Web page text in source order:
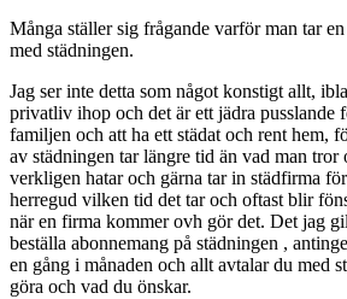
Många ställer sig frågande varför man tar
med städningen.
Jag ser inte detta som något konstigt allt,
privatliv ihop och det är ett jädra pusslande
familjen och att ha ett städat och rent hem,
av städningen tar längre tid än vad man tror
verkligen hatar och gärna tar in städfirma
herregud vilken tid det tar och oftast blir
när en firma kommer ovh gör det. Det jag
beställa abonnemang på städningen ,
en gång i månaden och allt avtalar du med
göra och vad du önskar.